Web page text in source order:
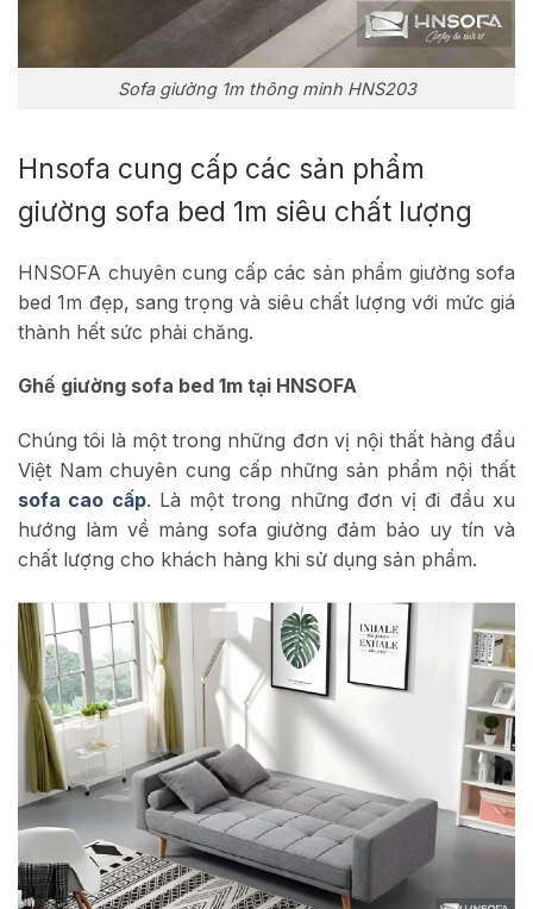
Sofa giường 1m thông minh HNS203
Hnsofa cung cấp các sản phẩm
giường sofa bed 1m siêu chất lượng
HNSOFA chuyên cung cấp các sản phẩm giường sofa
bed 1m đẹp, sang trọng và siêu chất lượng với mức giá
thành hết sức phải chăng.
Ghế giường sofa bed 1m tại HNSOFA
Chúng tôi là một trong những đơn vị nội thất hàng đầu
Việt Nam chuyên cung cấp những sản phẩm nội thất
sofa cao cấp. Là một trong những đơn vị đi đầu xu
hướng làm về mảng sofa giường đảm bảo uy tín và
chất lượng cho khách hàng khi sử dụng sản phẩm.